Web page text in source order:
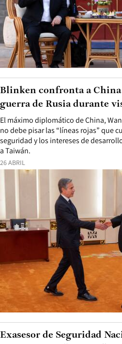
26 ABRIL
El máximo diplomático de China,
no debe pisar las “líneas rojas” que
seguridad y los intereses de
a Taiwán.
Blinken confronta a
guerra de Rusia durante
Exasesor de Seguridad